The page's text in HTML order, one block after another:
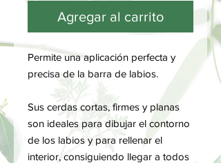
Agregar al carrito
Permite una aplicación perfecta y
precisa de la barra de labios.
Sus cerdas cortas, firmes y planas
son ideales para dibujar el contorno
de los labios y para rellenar el
interior, consiguiendo llegar a todos